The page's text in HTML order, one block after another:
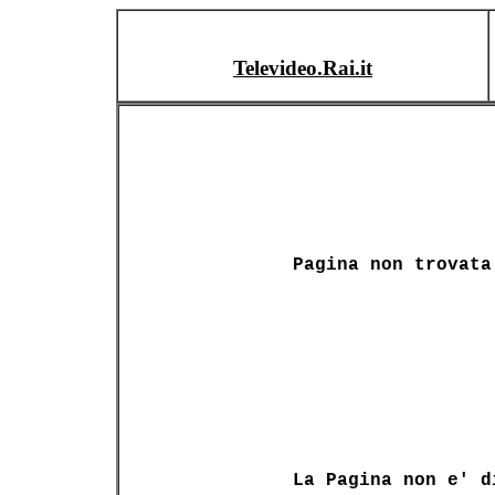
Televideo.Rai.it
Pagina non trovata
La Pagina non e'